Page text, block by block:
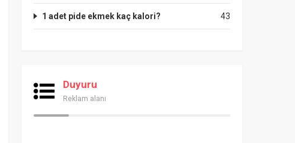
43
1 adet pide ekmek kaç kalori?
Duyuru
Reklam alanı